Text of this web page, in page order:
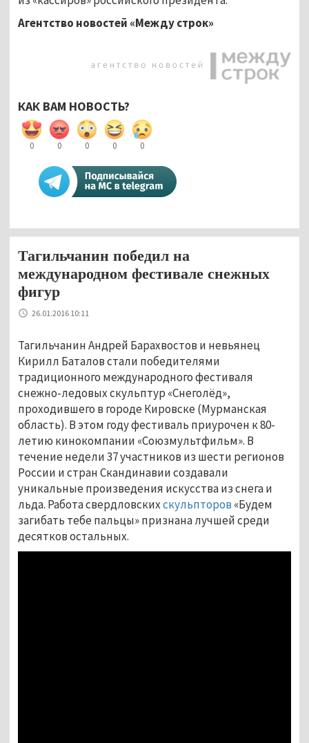
Агентство новостей «Между строк»
КАК ВАМ НОВОСТЬ?
0 0 0 0 0
Тагильчанин победил на
международном фестивале снежных
фигур
26.01.2016 10:11
Тагильчанин Андрей Барахвостов и невьянец
Кирилл Баталов стали победителями
традиционного международного фестиваля
снежно-ледовых скульптур «Снеголёд»,
проходившего в городе Кировске (Мурманская
область). В этом году фестиваль приурочен к 80-
летию кинокомпании «Союзмультфильм». В
течение недели 37 участников из шести регионов
России и стран Скандинавии создавали
уникальные произведения искусства из снега и
льда. Работа свердловскихскульпторов «Будем
загибать тебе пальцы» признана лучшей среди
десятков остальных.